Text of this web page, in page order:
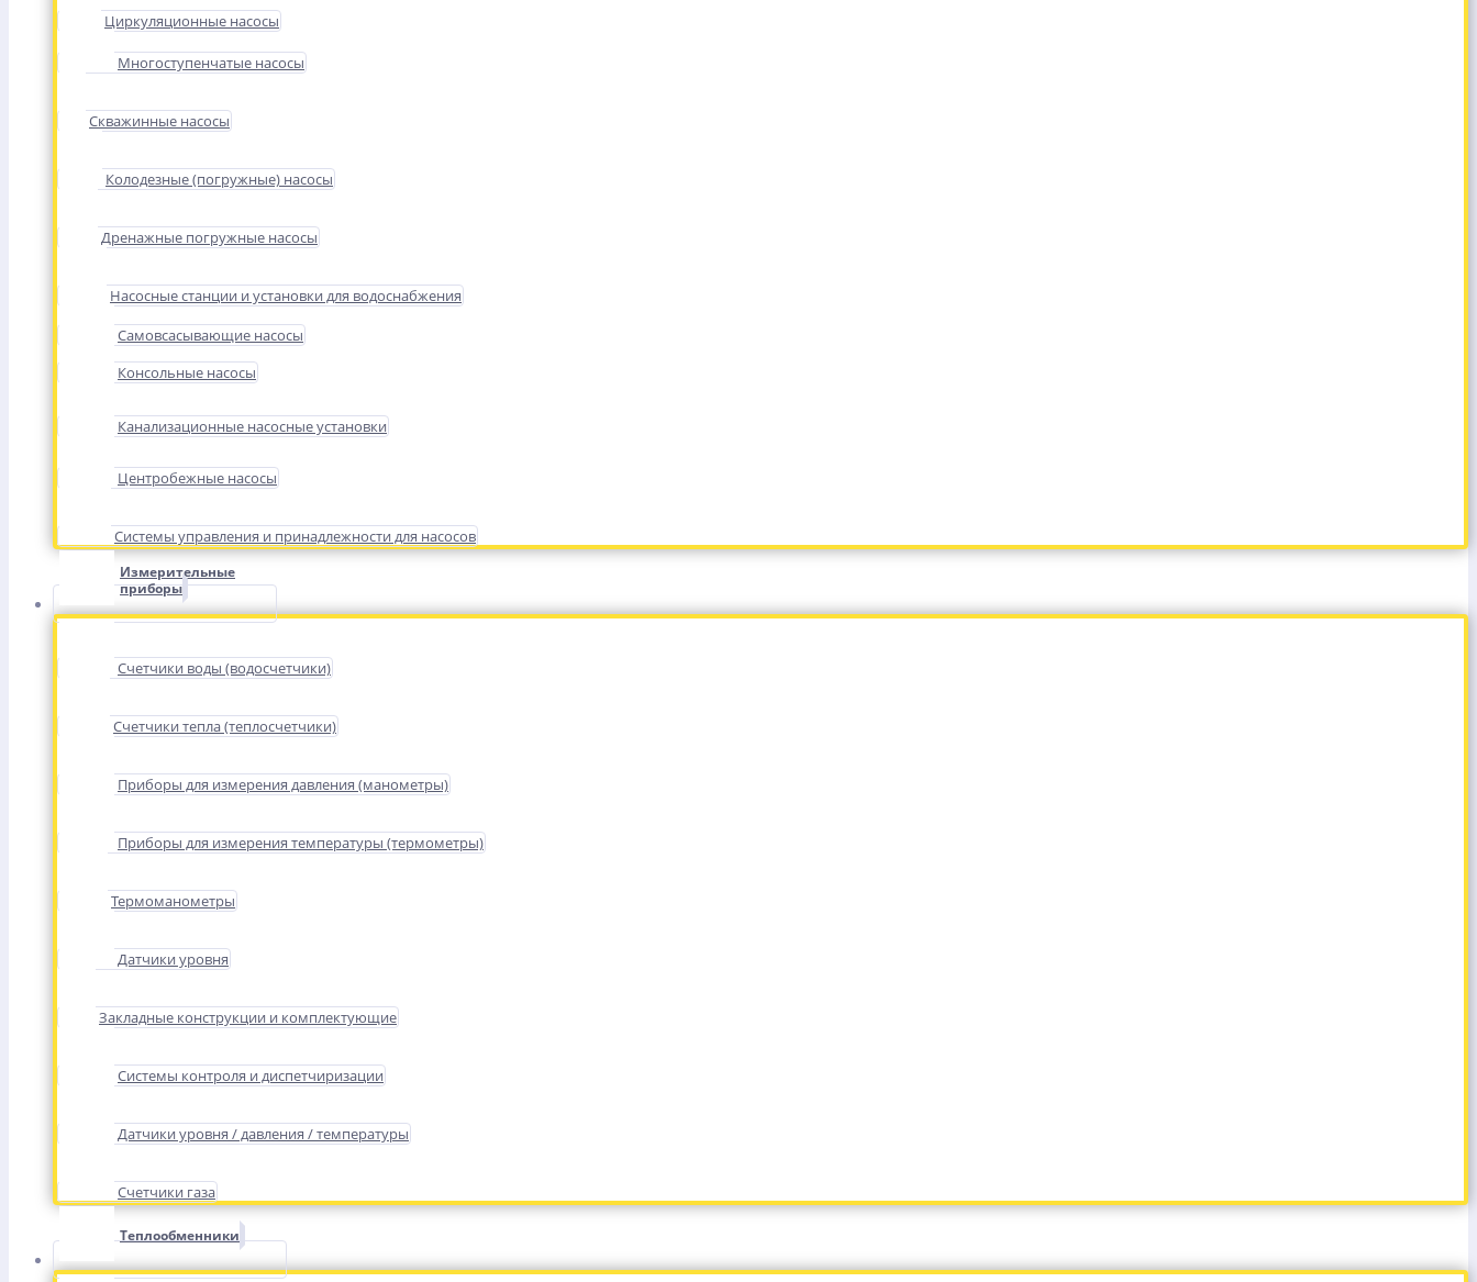
Циркуляционные насосы
Многоступенчатые насосы
Скважинные насосы
Колодезные (погружные) насосы
Дренажные погружные насосы
Насосные станции и установки для водоснабжения
Самовсасывающие насосы
Консольные насосы
Канализационные насосные установки
Центробежные насосы
Системы управления и принадлежности для насосов
Измерительные
приборы
Счетчики воды (водосчетчики)
Счетчики тепла (теплосчетчики)
Приборы для измерения давления (манометры)
Приборы для измерения температуры (термометры)
Термоманометры
Датчики уровня
Закладные конструкции и комплектующие
Системы контроля и диспетчиризации
Датчики уровня / давления / температуры
Счетчики газа
Теплообменники